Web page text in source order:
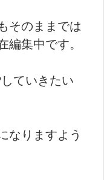
そのままでは
編集中です。
ていきたい
なりますよう